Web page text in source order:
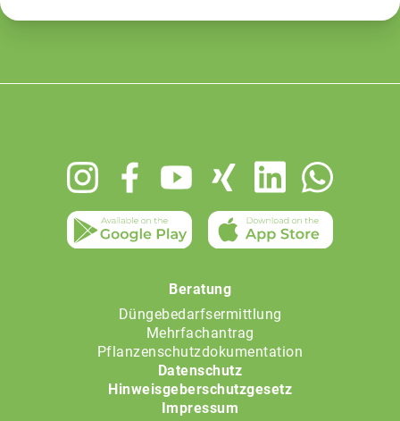
Beratung
Düngebedarfsermittlung
Mehrfachantrag
Pflanzenschutzdokumentation
Datenschutz
Hinweisgeberschutzgesetz
Impressum